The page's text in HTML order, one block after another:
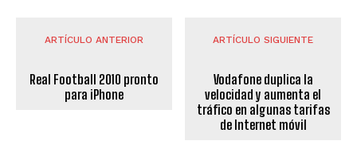
ARTÍCULO ANTERIOR
Real Football 2010 pronto
para iPhone
ARTÍCULO SIGUIENTE
Vodafone duplica la
velocidad y aumenta el
tráfico en algunas tarifas
de Internet móvil